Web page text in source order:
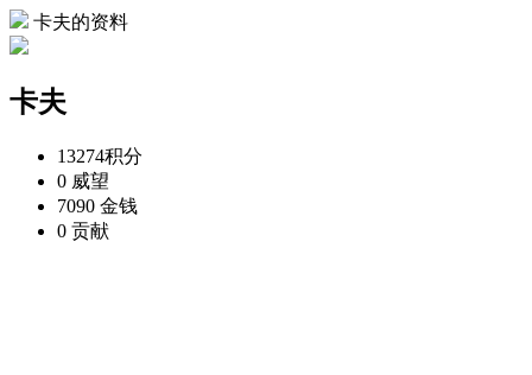
卡夫的资料
卡夫
13274积分
0 威望
7090 金钱
0 贡献